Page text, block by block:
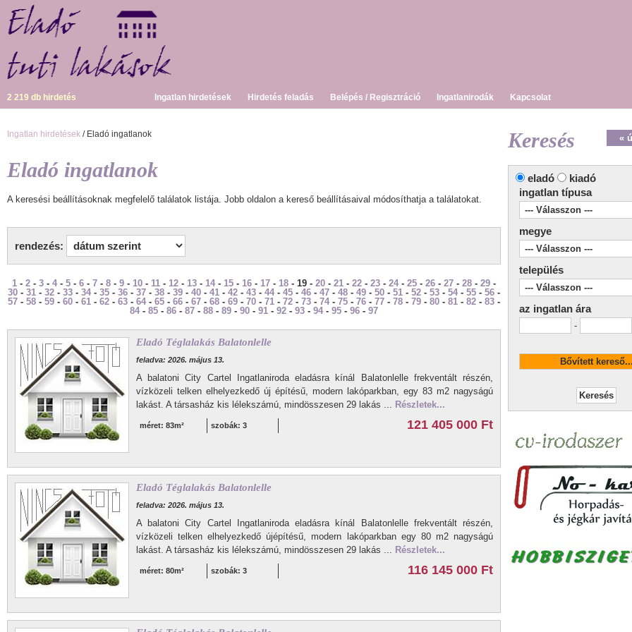
2 219 db hirdetés Ingatlan hirdetések Hirdetés feladás Belépés / Regisztráció Ingatlanirodák Kapcsolat
«
Keresés
eladó
kiadó
ingatlan típusa
megye
település
az ingatlan ára
-
Ingatlan hirdetések / Eladó ingatlanok
Eladó ingatlanok
A keresési beállításoknak megfelelő találatok listája. Jobb oldalon a kereső beállításaival módosíthatja a találatokat.
rendezés:
1 - 2 - 3 - 4 - 5 - 6 - 7 - 8 - 9 - 10 - 11 - 12 - 13 - 14 - 15 - 16 - 17 - 18 - 19 - 20 - 21 - 22 - 23 - 24 - 25 - 26 - 27 - 28 - 29 -
30 - 31 - 32 - 33 - 34 - 35 - 36 - 37 - 38 - 39 - 40 - 41 - 42 - 43 - 44 - 45 - 46 - 47 - 48 - 49 - 50 - 51 - 52 - 53 - 54 - 55 - 56 -
57 - 58 - 59 - 60 - 61 - 62 - 63 - 64 - 65 - 66 - 67 - 68 - 69 - 70 - 71 - 72 - 73 - 74 - 75 - 76 - 77 - 78 - 79 - 80 - 81 - 82 - 83 -
84 - 85 - 86 - 87 - 88 - 89 - 90 - 91 - 92 - 93 - 94 - 95 - 96 - 97
Eladó Téglalakás Balatonlelle
feladva: 2026. május 13.
A balatoni City Cartel Ingatlaniroda eladásra kínál Balatonlelle frekventált részén,
vízközeli telken elhelyezkedő új építésű, modern lakóparkban, egy 83 m2 nagyságú
lakást. A társasház kis lélekszámú, mindösszesen 29 lakás ... Részletek...
méret: 83m² szobák: 3 121 405 000 Ft
Eladó Téglalakás Balatonlelle
feladva: 2026. május 13.
A balatoni City Cartel Ingatlaniroda eladásra kínál Balatonlelle frekventált részén,
vízközeli telken elhelyezkedő újépítésű, modern lakóparkban egy 80 m2 nagyságú
lakást. A társasház kis lélekszámú, mindösszesen 29 lakás ... Részletek...
méret: 80m² szobák: 3 116 145 000 Ft